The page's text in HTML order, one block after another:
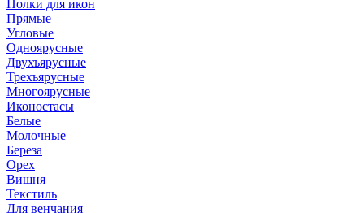
Полки для икон
Прямые
Угловые
Одноярусные
Двухъярусные
Трехъярусные
Многоярусные
Иконостасы
Белые
Молочные
Береза
Орех
Вишня
Текстиль
Для венчания